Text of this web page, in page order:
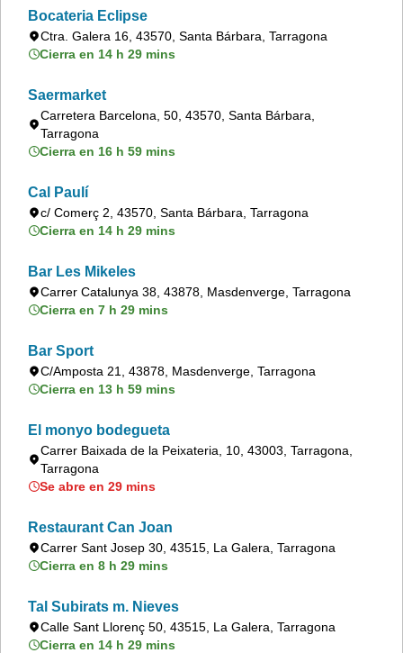
Bocateria Eclipse
Ctra. Galera 16, 43570, Santa Bárbara, Tarragona
Cierra en 14 h 29 mins
Saermarket
Carretera Barcelona, 50, 43570, Santa Bárbara,
Tarragona
Cierra en 16 h 59 mins
Cal Paulí
c/ Comerç 2, 43570, Santa Bárbara, Tarragona
Cierra en 14 h 29 mins
Bar Les Mikeles
Carrer Catalunya 38, 43878, Masdenverge, Tarragona
Cierra en 7 h 29 mins
Bar Sport
C/Amposta 21, 43878, Masdenverge, Tarragona
Cierra en 13 h 59 mins
El monyo bodegueta
Carrer Baixada de la Peixateria, 10, 43003, Tarragona,
Tarragona
Se abre en 29 mins
Restaurant Can Joan
Carrer Sant Josep 30, 43515, La Galera, Tarragona
Cierra en 8 h 29 mins
Tal Subirats m. Nieves
Calle Sant Llorenç 50, 43515, La Galera, Tarragona
Cierra en 14 h 29 mins